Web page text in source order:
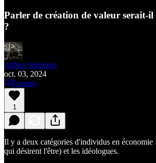
Parler de création de valeur serait-
?
Arthur Homines
oct. 03, 2024
Écouter
1
Il y a deux catégories d'individus en économie
qui désirent l'être) et les idéologues.